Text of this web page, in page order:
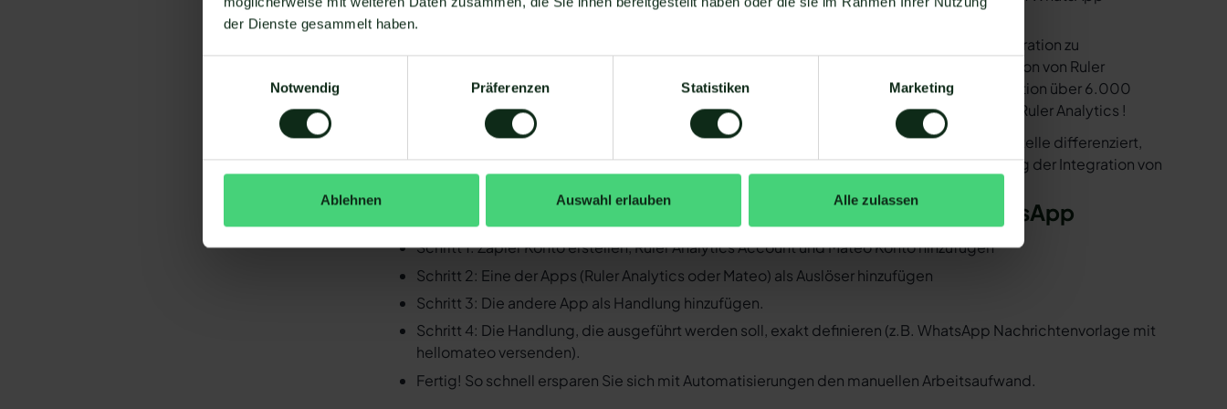
der Dienste gesammelt haben.
Notwendig
Präferenzen Statistiken Marketing
Ablehnen Auswahl erlauben Alle zulassen
Business-Messenger ist die Integration nicht möglich.
Ihr WhatsApp Business API Anbieter muss die nötige Software bereitstellen, um die Integration zu
ermöglichen. Längst nicht alle Anbieter der WhatsApp API sind in der Lage, eine Integration von Ruler
Analytics und WhatsApp zu ermöglichen. Mit Mateo stehen Ihnen dank der Zapier Integration über 6.000
Apps zur Verfügung, die Sie mit WhatsApp verbinden können. Darunter ist natürlich auch Ruler Analytics !
Da der Einrichtungsprozess der Integration je nach dem Anbieter der WhatsApp API Schnittstelle differenziert,
gibt es keine allgemein gültige Anleitung. Wir zeigen Ihnen im Folgenden, wie die Einrichtung der Integration von
So funktioniert die Integration von Ruler Analytics und WhatsApp
Schritt 1: Zapier Konto erstellen, Ruler Analytics Account und Mateo Konto hinzufügen
Schritt 2: Eine der Apps (Ruler Analytics oder Mateo) als Auslöser hinzufügen
Schritt 3: Die andere App als Handlung hinzufügen.
Schritt 4: Die Handlung, die ausgeführt werden soll, exakt definieren (z.B. WhatsApp Nachrichtenvorlage mit
hellomateo versenden).
Fertig! So schnell ersparen Sie sich mit Automatisierungen den manuellen Arbeitsaufwand.